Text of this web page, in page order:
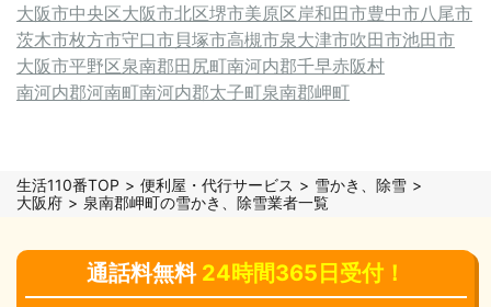
大阪市中央区大阪市北区堺市美原区岸和田市豊中市八尾市
茨木市枚方市守口市貝塚市高槻市泉大津市吹田市池田市
大阪市平野区泉南郡田尻町南河内郡千早赤阪村
南河内郡河南町南河内郡太子町泉南郡岬町
生活110番TOP 便利屋・代行サービス
雪かき、除雪
大阪府
泉南郡岬町の雪かき、除雪業者一覧
通話料無料 24時間365日受付！